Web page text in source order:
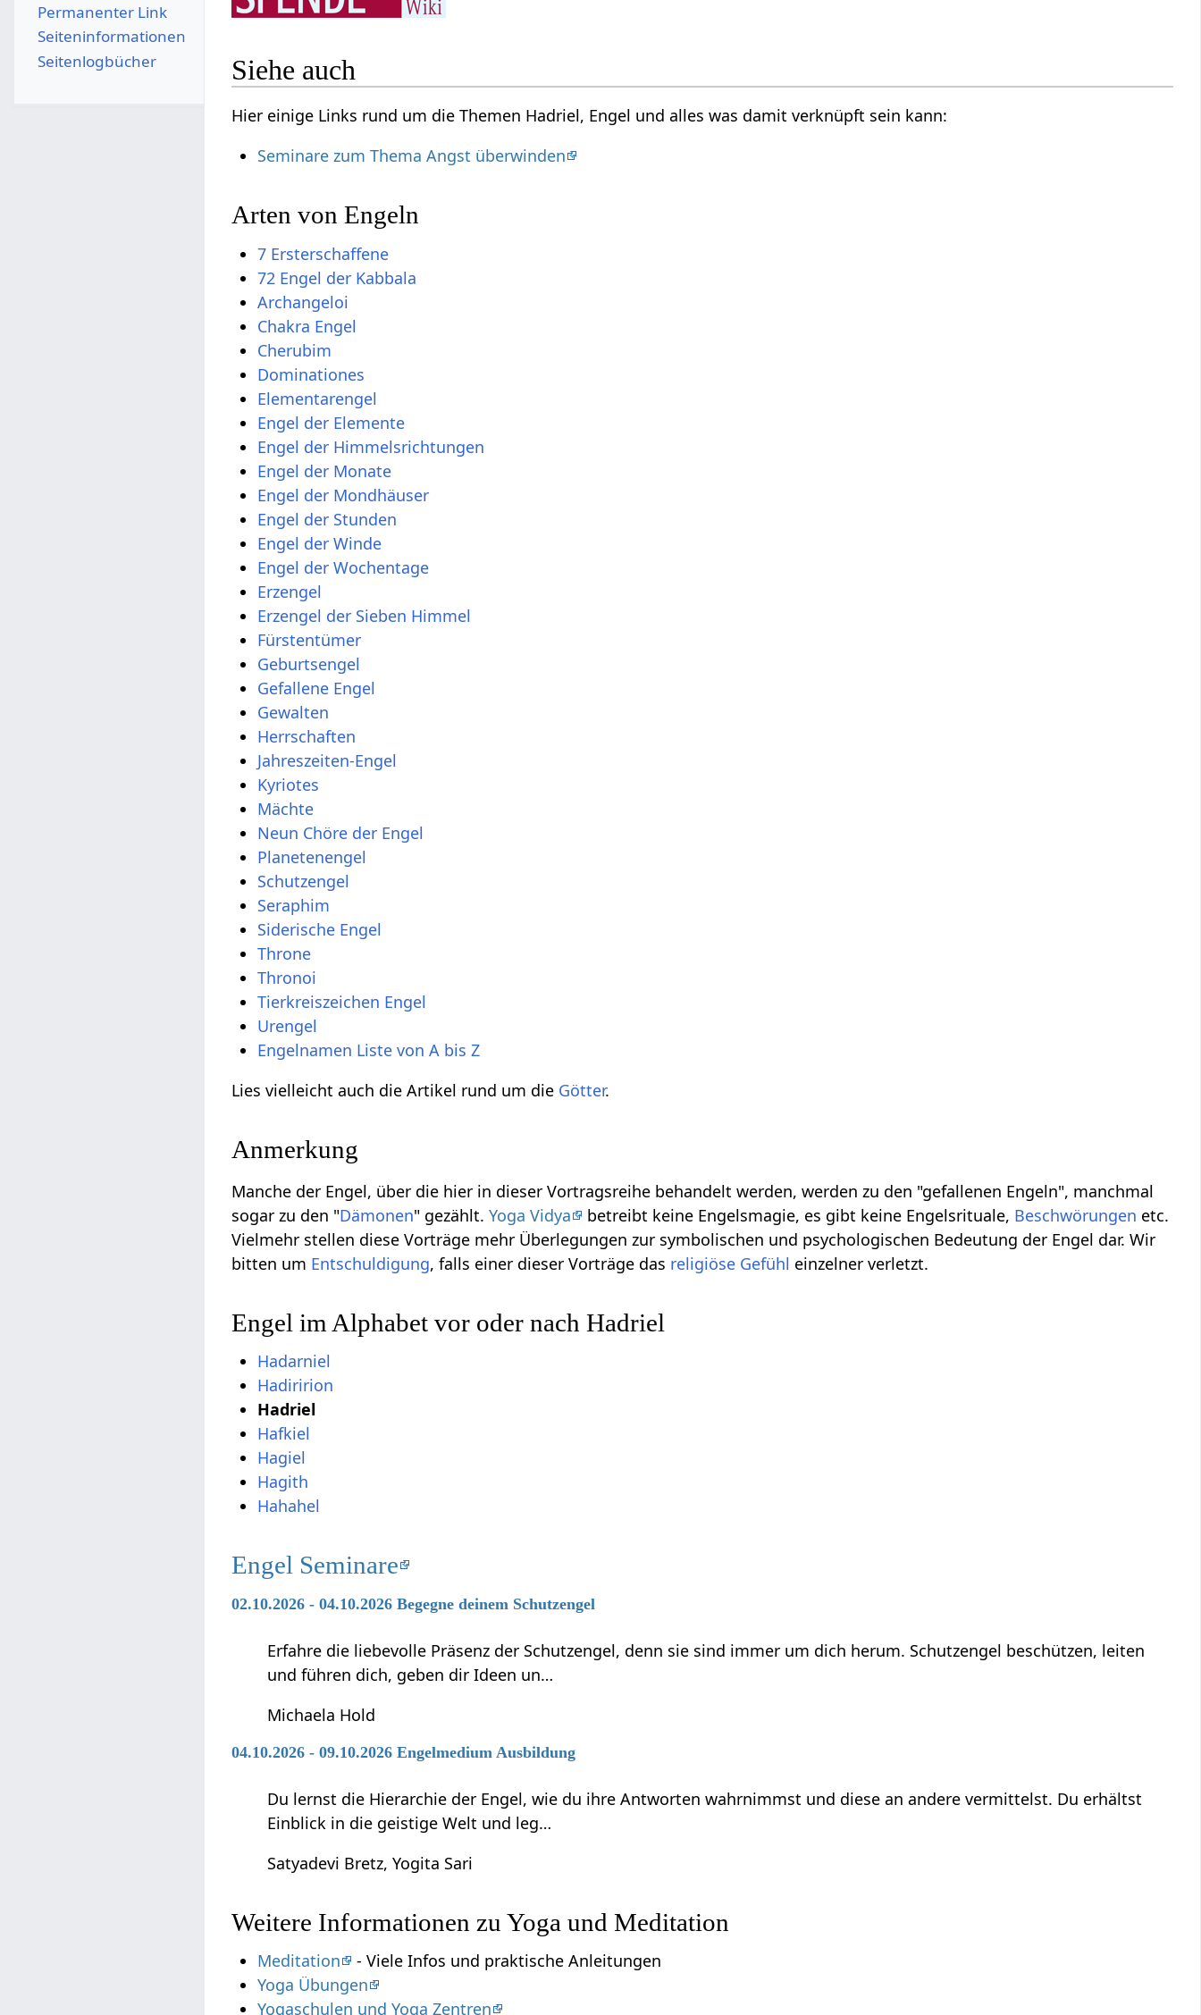
Siehe auch
Hier einige Links rund um die Themen Hadriel, Engel und alles was damit verknüpft sein kann:
Seminare zum Thema Angst überwinden
Arten von Engeln
7 Ersterschaffene
72 Engel der Kabbala
Archangeloi
Chakra Engel
Cherubim
Dominationes
Elementarengel
Engel der Elemente
Engel der Himmelsrichtungen
Engel der Monate
Engel der Mondhäuser
Engel der Stunden
Engel der Winde
Engel der Wochentage
Erzengel
Erzengel der Sieben Himmel
Fürstentümer
Geburtsengel
Gefallene Engel
Gewalten
Herrschaften
Jahreszeiten-Engel
Kyriotes
Mächte
Neun Chöre der Engel
Planetenengel
Schutzengel
Seraphim
Siderische Engel
Throne
Thronoi
Tierkreiszeichen Engel
Urengel
Engelnamen Liste von A bis Z
Lies vielleicht auch die Artikel rund um die Götter.
Anmerkung
Manche der Engel, über die hier in dieser Vortragsreihe behandelt werden, werden zu den "gefallenen Engeln", manchmal
sogar zu den "Dämonen" gezählt.Yoga Vidya betreibt keine Engelsmagie, es gibt keine Engelsrituale, Beschwörungen etc.
Vielmehr stellen diese Vorträge mehr Überlegungen zur symbolischen und psychologischen Bedeutung der Engel dar. Wir
bitten um Entschuldigung, falls einer dieser Vorträge das religiöse Gefühl einzelner verletzt.
Engel im Alphabet vor oder nach Hadriel
Hadarniel
Hadiririon
Hadriel
Hafkiel
Hagiel
Hagith
Hahahel
Engel Seminare
02.10.2026 - 04.10.2026 Begegne deinem Schutzengel
Erfahre die liebevolle Präsenz der Schutzengel, denn sie sind immer um dich herum. Schutzengel beschützen, leiten
und führen dich, geben dir Ideen un…
Michaela Hold
04.10.2026 - 09.10.2026 Engelmedium Ausbildung
Du lernst die Hierarchie der Engel, wie du ihre Antworten wahrnimmst und diese an andere vermittelst. Du erhältst
Einblick in die geistige Welt und leg…
Satyadevi Bretz, Yogita Sari
Weitere Informationen zu Yoga und Meditation
Meditation
- Viele Infos und praktische Anleitungen
Yoga Übungen
Yogaschulen und Yoga Zentren
Permanenter Link
Seiten­­informationen
Seitenlogbücher